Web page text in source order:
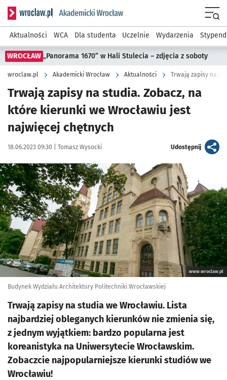
Serwis informacyjny wroclaw.pl podserwis: Akademicki
Aktualności WCA Dla studenta Uczelnie Wydarzenia
WROCŁAW „Panorama 1670” w Hali Stulecia – zdjęcia z soboty
wroclaw.pl Akademicki Wrocław Aktualności
Trwają zapisy na studia. Zobacz, na
które kierunki we Wrocławiu jest
najwięcej chętnych
Data publikacji:
18.06.2023 09:30 | Autor:
Tomasz Wysocki Udostępnijartykuł
Kliknij, aby powiększyć
www.wroclaw.pl
Budynek Wydziału Architektury Politechniki Wrocławskiej
Trwają zapisy na studia we Wrocławiu. Lista
najbardziej obleganych kierunków nie zmienia się,
z jednym wyjątkiem: bardzo popularna jest
koreanistyka na Uniwersytecie Wrocławskim.
Zobaczcie najpopularniejsze kierunki studiów we
Wrocławiu!